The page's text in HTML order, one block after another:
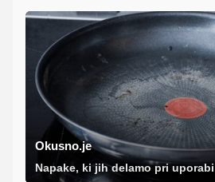
Okusno.je
Napake, ki jih delamo pri